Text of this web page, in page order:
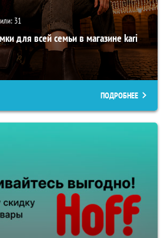
31
для всей семьи в магазине kari
ПОДРОБНЕЕ